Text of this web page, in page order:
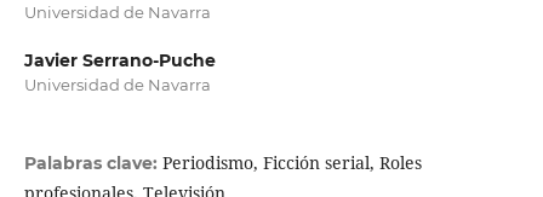
Universidad de Navarra
Javier Serrano-Puche
Universidad de Navarra
Palabras clave: Periodismo, Ficción serial, Roles